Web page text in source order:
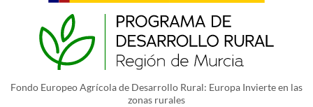
Fondo Europeo Agrícola de Desarrollo Rural: Europa Invierte en las
zonas rurales